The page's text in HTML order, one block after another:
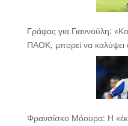
Γράφας για Γιαννούλη:
ΠΑΟΚ, μπορεί να καλύψει
Φρανσίσκο Μόουρα: Η